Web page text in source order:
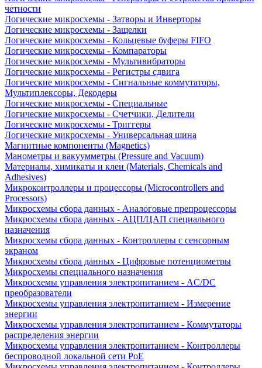
четности
Логические микросхемы - Затворы и Инверторы
Логические микросхемы - Защелки
Логические микросхемы - Кольцевые буферы FIFO
Логические микросхемы - Компараторы
Логические микросхемы - Мультивибраторы
Логические микросхемы - Регистры сдвига
Логические микросхемы - Сигнальные коммутаторы,
Мультиплексоры, Декодеры
Логические микросхемы - Специальные
Логические микросхемы - Счетчики, Делители
Логические микросхемы - Триггеры
Логические микросхемы - Универсальная шина
Магнитные компоненты (Magnetics)
Манометры и вакуумметры (Pressure and Vacuum)
Материалы, химикаты и клеи (Materials, Chemicals and
Adhesives)
Микроконтроллеры и процессоры (Microcontrollers and
Processors)
Микросхемы сбора данных - Аналоговые препроцессоры
Микросхемы сбора данных - АЦП/ЦАП специального
назначения
Микросхемы сбора данных - Контроллеры с сенсорным
экраном
Микросхемы сбора данных - Цифровые потенциометры
Микросхемы специального назначения
Микросхемы управления электропитанием - AC/DC
преобразователи
Микросхемы управления электропитанием - Измерение
энергии
Микросхемы управления электропитанием - Коммутаторы
распределения энергии
Микросхемы управления электропитанием - Контроллеры
беспроводной локальной сети PoE